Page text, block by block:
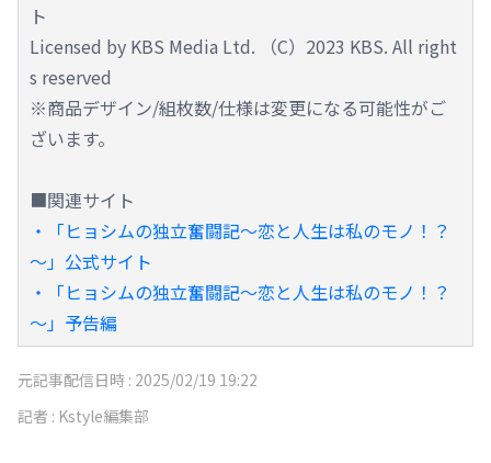
ト
Licensed by KBS Media Ltd. （C）2023 KBS. All right
s reserved
※商品デザイン/組枚数/仕様は変更になる可能性がご
ざいます。
■関連サイト
・「ヒョシムの独立奮闘記～恋と人生は私のモノ！？
～」公式サイト
・「ヒョシムの独立奮闘記～恋と人生は私のモノ！？
～」予告編
元記事配信日時 : 2025/02/19 19:22
記者 : Kstyle編集部